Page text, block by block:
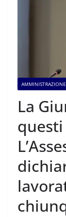
AMMINISTRAZIONE
La